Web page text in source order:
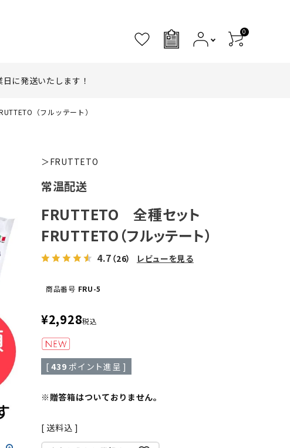
0
日に発送いたします！
（フルッテート）
＞FRUTTETO
常温配送
FRUTTETO 全種セット
FRUTTETO（フルッテート）
4.7 （26） レビューを見る
商品番号 FRU-5
¥2,928税込
[ 439 ポイント進呈 ]
※贈答箱はついておりません。
送料込